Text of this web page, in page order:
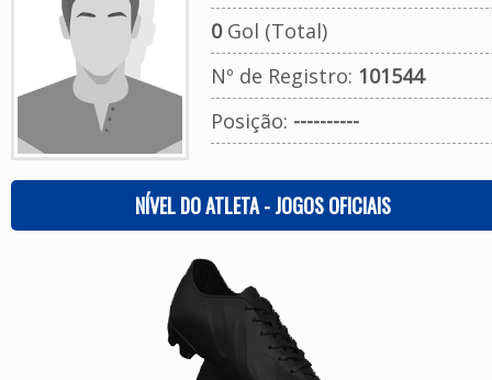
0Gol (Total)
Nº de Registro: 101544
Posição: ----------
NÍVEL DO ATLETA - JOGOS OFICIAIS